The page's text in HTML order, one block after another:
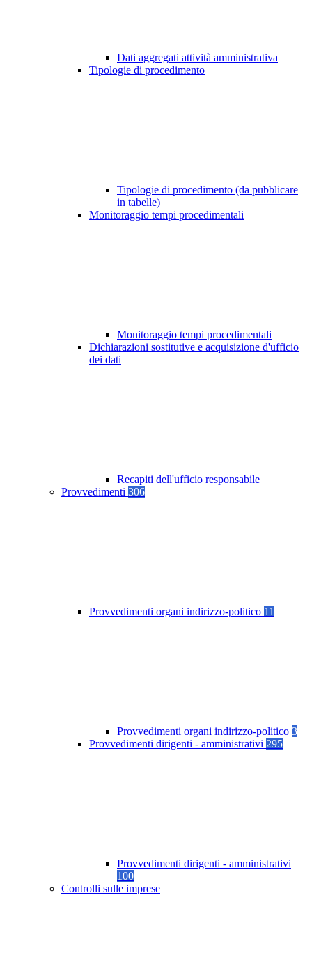
Dati aggregati attività amministrativa
Tipologie di procedimento
Tipologie di procedimento (da pubblicare
in tabelle)
Monitoraggio tempi procedimentali
Monitoraggio tempi procedimentali
Dichiarazioni sostitutive e acquisizione d'ufficio
dei dati
Recapiti dell'ufficio responsabile
Provvedimenti 306
Provvedimenti organi indirizzo-politico 11
Provvedimenti organi indirizzo-politico 3
Provvedimenti dirigenti - amministrativi 295
Provvedimenti dirigenti - amministrativi
100
Controlli sulle imprese